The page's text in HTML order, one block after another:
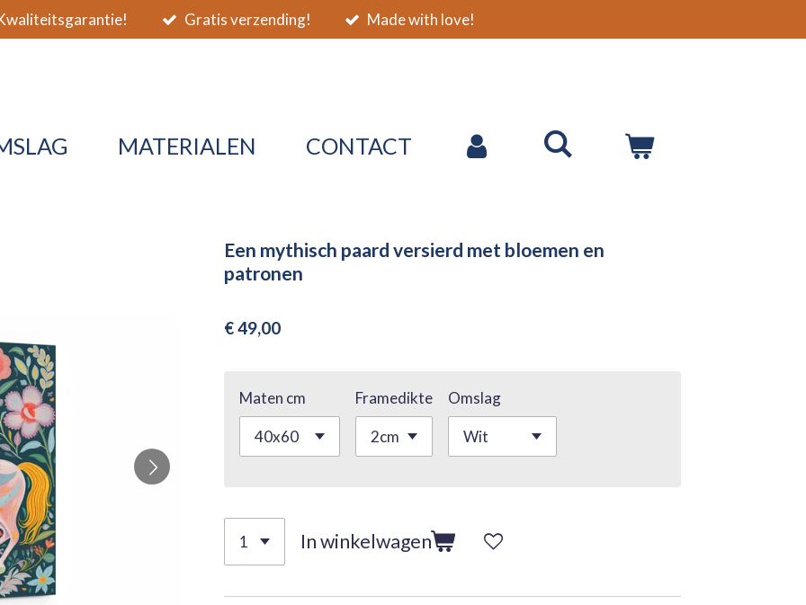
Gratis verzending! Made with love!
MATERIALEN CONTACT
Een mythisch paard versierd met bloemen en
patronen
€ 49,00
Maten cm Framedikte Omslag
In winkelwagen